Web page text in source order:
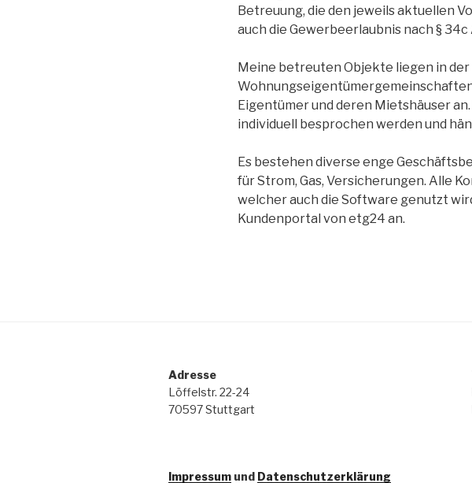
Betreuung, die den jeweils aktuellen
auch die Gewerbeerlaubnis nach § 34c
Meine betreuten Objekte liegen in
Eigentümer und deren Mietshäuser
individuell besprochen werden und
Es bestehen diverse enge
für Strom, Gas, Versicherungen. Alle
welcher auch die Software genutzt
Kundenportal von etg24 an.
Adresse
Löffelstr. 22-24
70597 Stuttgart
Impressum und Datenschutzerklärung